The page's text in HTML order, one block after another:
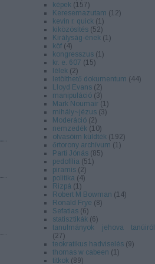
képek (157)
Keresemazutam (12)
kevin r. quick (1 )
kiközösítés (52)
Királyság-ének (1 )
köf (4)
kongresszus (1 )
kr. e. 607 (15)
lélek (2)
letölthető dokumentum (44)
Lloyd Evans (2)
manipuláció (3)
Mark Noumair (1 )
mihály~jézus (3)
Moderáció (2)
nemzedék (10)
olvasóim küldték (192)
őrtorony archívum (1 )
Parti Jónás (85)
pedofília (51 )
piramis (2)
politika (4)
Rizpá (1 )
Robert M Bowman (14)
Ronald Frye (8)
Sefatias (6)
statisztikák (6)
tanulmányok jehova tanúiról
(27)
teokratikus hadviselés (9)
thomas w cabeen (1 )
titkok (89)